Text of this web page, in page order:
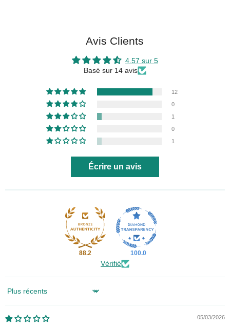
Avis Clients
4.57 sur 5
Basé sur 14 avis
12
0
1
0
1
Écrire un avis
88.2 100.0
Vérifié
Sort by
05/03/2026